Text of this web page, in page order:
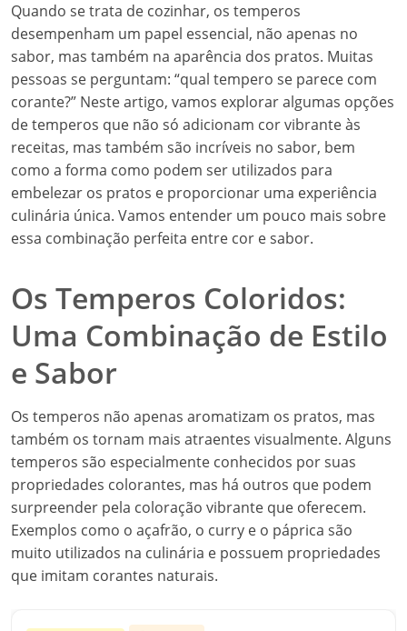
Quando se trata de cozinhar, os temperos
desempenham um papel essencial, não apenas no
sabor, mas também na aparência dos pratos. Muitas
pessoas se perguntam: “qual tempero se parece com
corante?” Neste artigo, vamos explorar algumas opções
de temperos que não só adicionam cor vibrante às
receitas, mas também são incríveis no sabor, bem
como a forma como podem ser utilizados para
embelezar os pratos e proporcionar uma experiência
culinária única. Vamos entender um pouco mais sobre
essa combinação perfeita entre cor e sabor.
Os Temperos Coloridos:
Uma Combinação de Estilo
e Sabor
Os temperos não apenas aromatizam os pratos, mas
também os tornam mais atraentes visualmente. Alguns
temperos são especialmente conhecidos por suas
propriedades colorantes, mas há outros que podem
surpreender pela coloração vibrante que oferecem.
Exemplos como o açafrão, o curry e o páprica são
muito utilizados na culinária e possuem propriedades
que imitam corantes naturais.